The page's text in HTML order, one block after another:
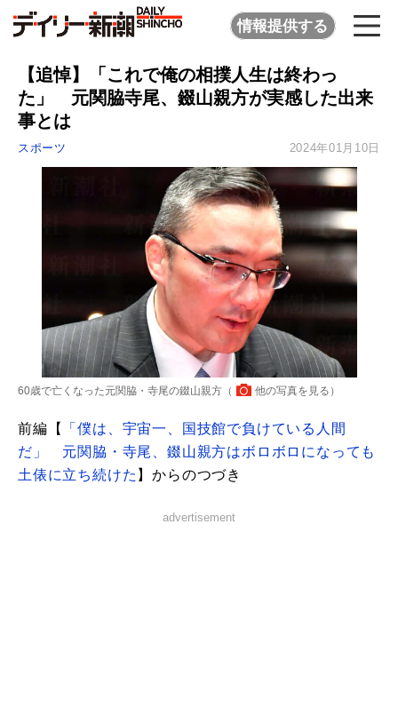
情報提供する
【追悼】「これで俺の相撲人生は終わっ
た」 元関脇寺尾、錣山親方が実感した出来
事とは
スポーツ 2024年01月10日
60歳で亡くなった元関脇・寺尾の錣山親方（ 他の写真を見る ）
前編【
「僕は、宇宙一、国技館で負けている人間
だ」 元関脇・寺尾、錣山親方はボロボロになっても
土俵に立ち続けた 】からのつづき
advertisement